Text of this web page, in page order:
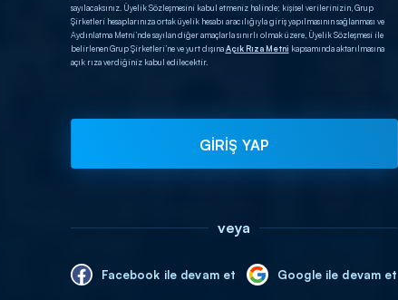
sayılacaksınız. Üyelik Sözleşmesini kabul etmeniz halinde; kişisel verilerinizin, Grup
Şirketleri hesaplarınıza ortak üyelik hesabı aracılığıyla giriş yapılmasının sağlanması ve
Aydınlatma Metni’nde sayılan diğer amaçlarla sınırlı olmak üzere, Üyelik Sözleşmesi ile
belirlenen Grup Şirketleri’ne ve yurt dışınaAçık Rıza Metni kapsamında aktarılmasına
açık rıza verdiğiniz kabul edilecektir.
GİRİŞ YAP
veya
Facebook ile devam et Google ile devam et